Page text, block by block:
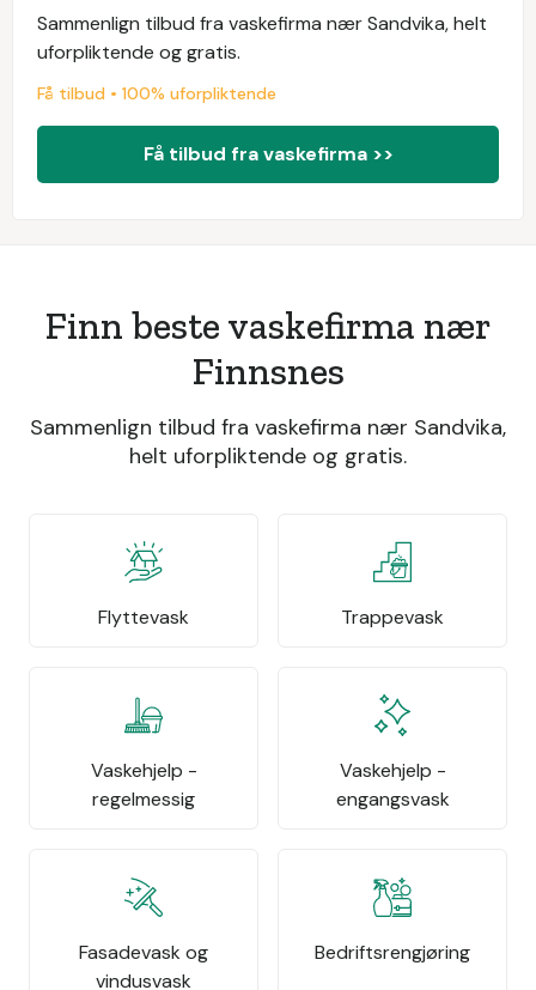
Sammenlign tilbud fra vaskefirma nær Sandvika, helt
uforpliktende og gratis.
Få tilbud • 100% uforpliktende
Få tilbud fra vaskefirma >>
Finn beste vaskefirma nær
Finnsnes
Sammenlign tilbud fra vaskefirma nær Sandvika,
helt uforpliktende og gratis.
Flyttevask Trappevask
Vaskehjelp -
regelmessig
Vaskehjelp -
engangsvask
Fasadevask og
vindusvask
Bedriftsrengjøring